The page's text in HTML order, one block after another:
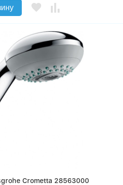
Crometta 28563000